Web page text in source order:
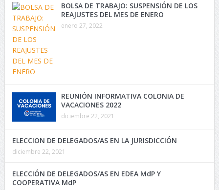
BOLSA DE TRABAJO: SUSPENSIÓN DE LOS
REAJUSTES DEL MES DE ENERO
enero 27, 2022
REUNIÓN INFORMATIVA COLONIA DE
VACACIONES 2022
diciembre 22, 2021
ELECCION DE DELEGADOS/AS EN LA JURISDICCIÓN
diciembre 22, 2021
ELECCIÓN DE DELEGADOS/AS EN EDEA MdP Y
COOPERATIVA MdP